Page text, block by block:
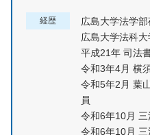
経歴
広島大学法学
広島大学法科
平成21年 司法
令和3年4月 横
令和5年2月 葉
員
令和6年10月
令和6年10月